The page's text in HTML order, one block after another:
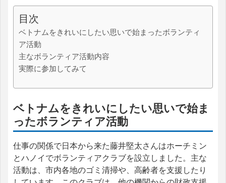
目次
ベトナムをきれいにしたい思いで始まったボランティ
ア活動
主なボランティア活動内容
実際に参加してみて
ベトナムをきれいにしたい思いで始ま
ったボランティア活動
仕事の関係で日本から来た藤井堅太さんはホーチミン
とハノイでボランティアクラブを設立しました。主な
活動は、市内各地のゴミ清掃や、高齢者を支援したり